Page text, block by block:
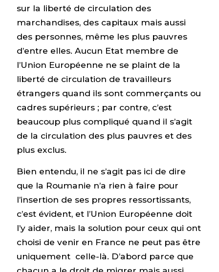
sur la liberté de circulation des
marchandises, des capitaux mais aussi
des personnes, même les plus pauvres
d’entre elles. Aucun Etat membre de
l’Union Européenne ne se plaint de la
liberté de circulation de travailleurs
étrangers quand ils sont commerçants ou
cadres supérieurs ; par contre, c’est
beaucoup plus compliqué quand il s’agit
de la circulation des plus pauvres et des
plus exclus.
Bien entendu, il ne s’agit pas ici de dire
que la Roumanie n’a rien à faire pour
l’insertion de ses propres ressortissants,
c’est évident, et l’Union Européenne doit
l’y aider, mais la solution pour ceux qui ont
choisi de venir en France ne peut pas être
uniquement celle-là. D’abord parce que